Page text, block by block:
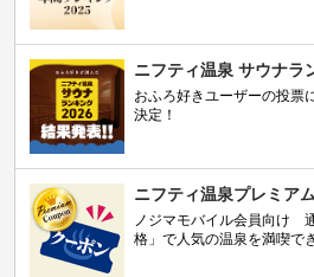
ニフティ温泉 サウナラ
おふろ好きユーザーの投票
決定！
ニフティ温泉プレミア
ノジマモバイル会員向け
格」で人気の温泉を満喫で